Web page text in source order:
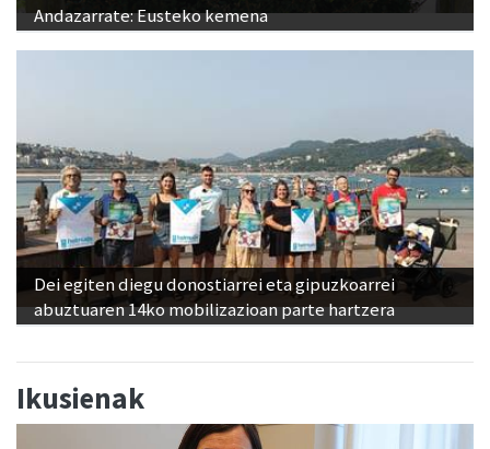
Andazarrate: Eusteko kemena
Dei egiten diegu donostiarrei eta gipuzkoarrei
abuztuaren 14ko mobilizazioan parte hartzera
Ikusienak